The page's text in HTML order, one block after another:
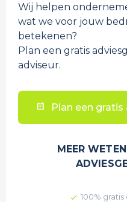
Wij helpen
wat we voor jouw
betekenen?
Plan een gratis
adviseur.
Plan een
MEER
100%